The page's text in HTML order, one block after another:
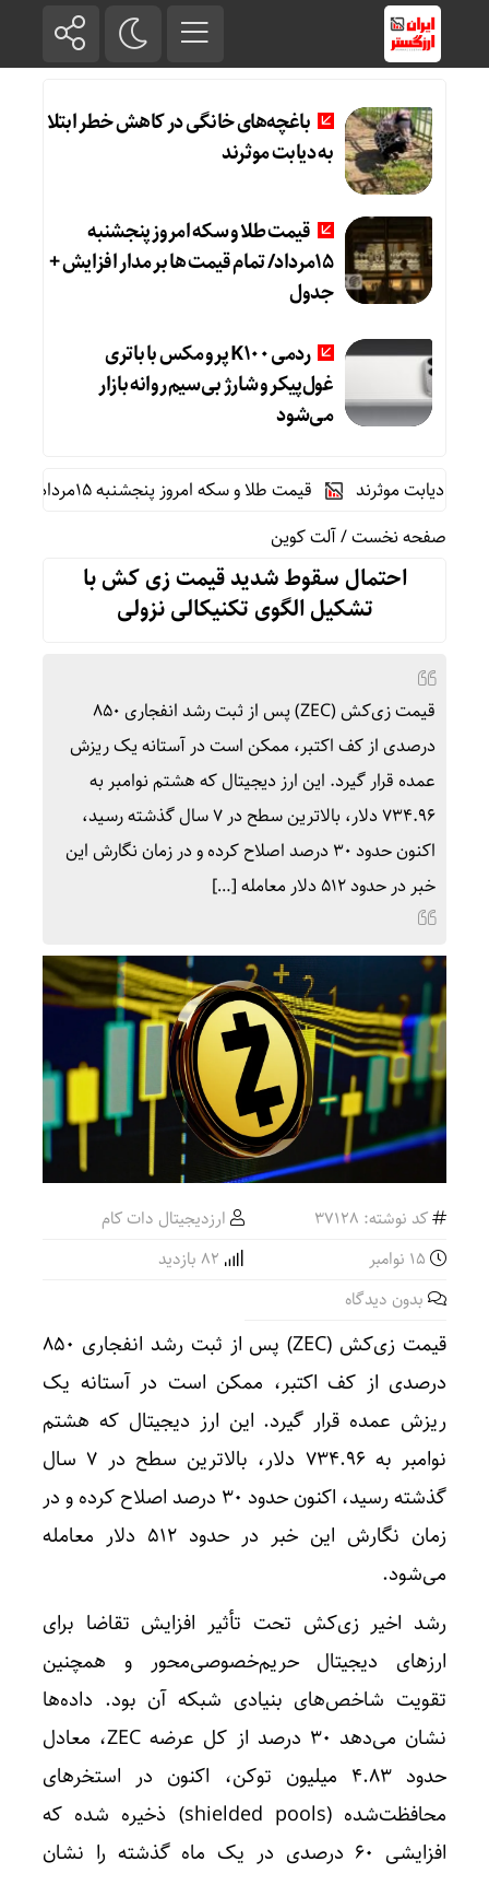
باغچه‌های خانگی در کاهش خطر ابتلا
به دیابت موثرند
قیمت طلا و سکه امروز پنجشنبه
15مرداد/ تمام قیمت ها بر مدار افزایش +
جدول
ردمی K100 پرو مکس با باتری
غول‌پیکر و شارژ بی‌سیم روانه بازار
می‌شود
موثرند
قیمت طلا و سکه امروز پنجشنبه 15مرداد/ تمام قیمت ها بر مدار افزایش + جدول
صفحه نخست/آلت کوین
احتمال سقوط شدید قیمت زی کش با
تشکیل الگوی تکنیکالی نزولی
قیمت زی‌کش (ZEC) پس از ثبت رشد انفجاری ۸۵۰
درصدی از کف اکتبر، ممکن است در آستانه یک ریزش
عمده قرار گیرد. این ارز دیجیتال که هشتم نوامبر به
۷۳۴.۹۶ دلار، بالاترین سطح در ۷ سال گذشته رسید،
اکنون حدود ۳۰ درصد اصلاح کرده و در زمان نگارش این
خبر در حدود ۵۱۲ دلار معامله […]
کد نوشته: 37128
ارزدیجیتال دات کام
بدون دیدگاه
قیمت زی‌کش (ZEC) پس از ثبت رشد انفجاری ۸۵۰
درصدی از کف اکتبر، ممکن است در آستانه یک
ریزش عمده قرار گیرد. این ارز دیجیتال که هشتم
نوامبر به ۷۳۴.۹۶ دلار، بالاترین سطح در ۷ سال
گذشته رسید، اکنون حدود ۳۰ درصد اصلاح کرده و در
زمان نگارش این خبر در حدود ۵۱۲ دلار معامله
می‌شود.
رشد اخیر زی‌کش تحت تأثیر افزایش تقاضا برای
ارزهای دیجیتال حریم‌خصوصی‌محور و همچنین
تقویت شاخص‌های بنیادی شبکه آن بود. داده‌ها
نشان می‌دهد ۳۰ درصد از کل عرضه ZEC، معادل
حدود ۴.۸۳ میلیون توکن، اکنون در استخرهای
محافظت‌شده (shielded pools) ذخیره شده که
افزایشی ۶۰ درصدی در یک ماه گذشته را نشان